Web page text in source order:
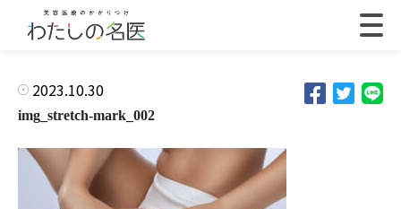
2023.10.30
img_stretch-mark_002